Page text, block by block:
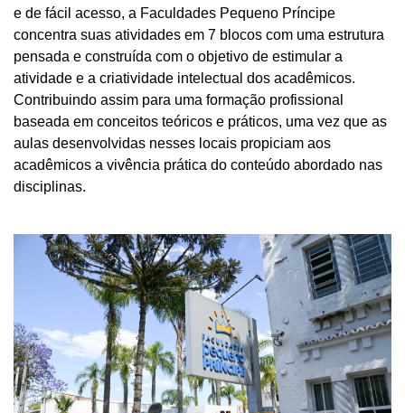
e de fácil acesso, a Faculdades Pequeno Príncipe
concentra suas atividades em 7 blocos com uma estrutura
pensada e construída com o objetivo de estimular a
atividade e a criatividade intelectual dos acadêmicos.
Contribuindo assim para uma formação profissional
baseada em conceitos teóricos e práticos, uma vez que as
aulas desenvolvidas nesses locais propiciam aos
acadêmicos a vivência prática do conteúdo abordado nas
disciplinas.